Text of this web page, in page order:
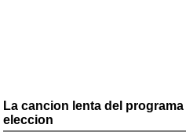
La cancion lenta del
eleccion